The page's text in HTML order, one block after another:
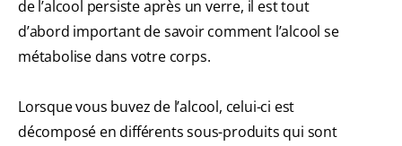
de l’alcool persiste après un verre, il est tout
d’abord important de savoir comment l’alcool se
métabolise dans votre corps.
Lorsque vous buvez de l’alcool, celui-ci est
décomposé en différents sous-produits qui sont